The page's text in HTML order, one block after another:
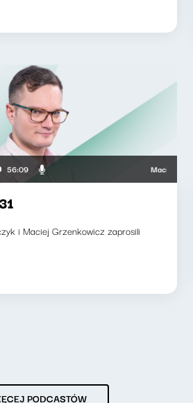
56:09 Maciej
i Maciej Grzenkowicz zaprosili
PODCASTÓW